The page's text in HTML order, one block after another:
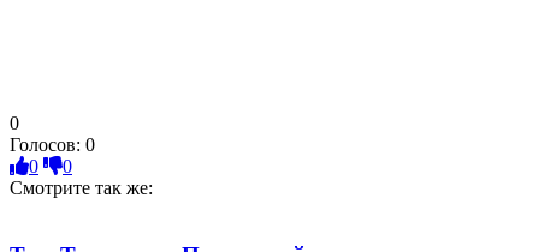
0
Голосов: 0
0
0
Смотрите так же: